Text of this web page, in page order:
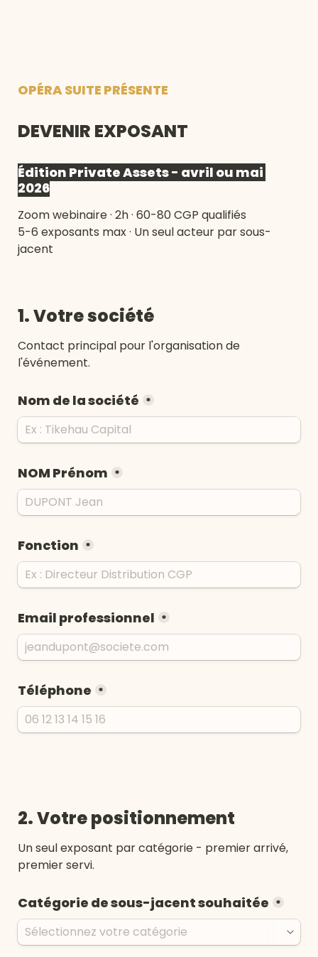
OPÉRA SUITE PRÉSENTE
DEVENIR EXPOSANT
Édition Private Assets - avril ou mai
2026
Zoom webinaire · 2h · 60-80 CGP qualifiés
5-6 exposants max · Un seul acteur par sous-
jacent
1. Votre société
Contact principal pour l'organisation de
l'événement.
Nom de la société *
NOM Prénom *
Fonction *
Email professionnel *
Téléphone *
2. Votre positionnement
Un seul exposant par catégorie - premier arrivé,
premier servi.
Catégorie de sous-jacent souhaitée *